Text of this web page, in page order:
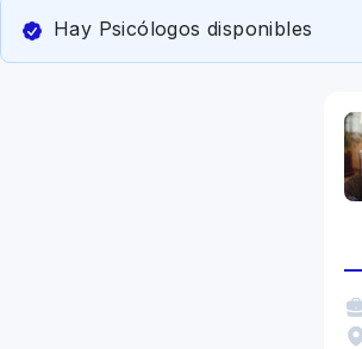
Hay Psicólogos disponibles